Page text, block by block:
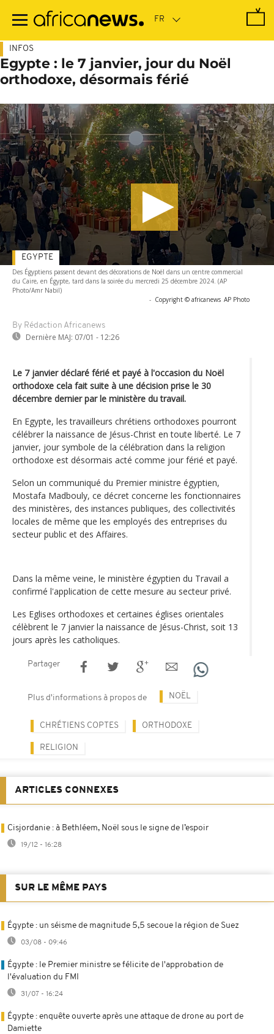
contenu
INFOS
Egypte : le 7 janvier, jour du Noël
orthodoxe, désormais férié
Des Égyptiens passent devant des décorations de Noël dans un centre commercial
du Caire, en Égypte, tard dans la soirée du mercredi 25 décembre 2024. (AP
Photo/Amr Nabil)
- Copyright © africanews AP Photo
By Rédaction Africanews
Dernière MAJ: 07/01 - 12:26
EGYPTE
Le 7 janvier déclaré férié et payé à l'occasion du Noël
orthodoxe cela fait suite à une décision prise le 30
décembre dernier par le ministère du travail.
En Egypte, les travailleurs chrétiens orthodoxes pourront
célébrer la naissance de Jésus-Christ en toute liberté. Le 7
janvier, jour symbole de la célébration dans la religion
orthodoxe est désormais acté comme jour férié et payé.
Selon un communiqué du Premier ministre égyptien,
Mostafa Madbouly, ce décret concerne les fonctionnaires
des ministères, des instances publiques, des collectivités
locales de même que les employés des entreprises du
secteur public et des Affaires.
Dans la même veine, le ministère égyptien du Travail a
confirmé l'application de cette mesure au secteur privé.
Les Eglises orthodoxes et certaines églises orientales
célèbrent le 7 janvier la naissance de Jésus-Christ, soit 13
jours après les catholiques.
Partager
Plus d'informations à propos de NOËL
CHRÉTIENS COPTES ORTHODOXE
RELIGION
ARTICLES CONNEXES
Cisjordanie : à Bethléem, Noël sous le signe de l’espoir
19/12 - 16:28
SUR LE MÊME PAYS
Égypte : un séisme de magnitude 5,5 secoue la région de Suez
03/08 - 09:46
Égypte : le Premier ministre se félicite de l'approbation de
l'évaluation du FMI
31/07 - 16:24
Égypte : enquête ouverte après une attaque de drone au port de
Damiette